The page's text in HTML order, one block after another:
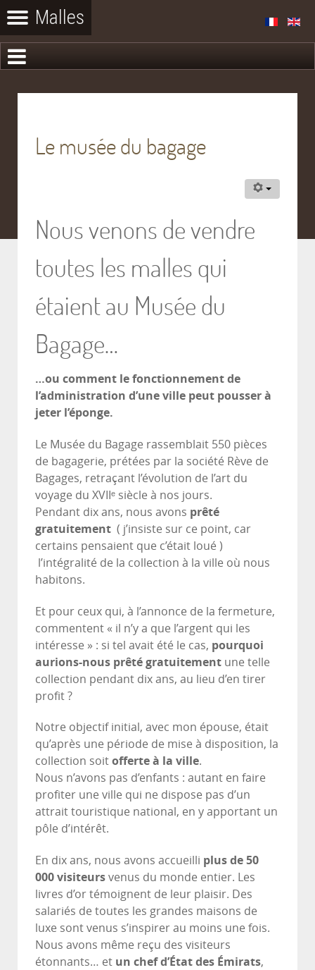
Le musée du bagage
Nous venons de vendre
toutes les malles qui
étaient au Musée du
Bagage…
…ou comment le fonctionnement de
l’administration d’une ville peut pousser à
jeter l’éponge.
Le Musée du Bagage rassemblait 550 pièces
de bagagerie, prétées par la société Rève de
Bagages, retraçant l’évolution de l’art du
voyage du XVIIᵉ siècle à nos jours.
Pendant dix ans, nous avons prêté
gratuitement ( j’insiste sur ce point, car
certains pensaient que c’était loué )
l’intégralité de la collection à la ville où nous
habitons.
Et pour ceux qui, à l’annonce de la fermeture,
commentent « il n’y a que l’argent qui les
intéresse » : si tel avait été le cas, pourquoi
aurions-nous prêté gratuitement une telle
collection pendant dix ans, au lieu d’en tirer
profit ?
Notre objectif initial, avec mon épouse, était
qu’après une période de mise à disposition, la
collection soit offerte à la ville.
Nous n’avons pas d’enfants : autant en faire
profiter une ville qui ne dispose pas d’un
attrait touristique national, en y apportant un
pôle d’intérêt.
En dix ans, nous avons accueilli plus de 50
000 visiteurs venus du monde entier. Les
livres d’or témoignent de leur plaisir. Des
salariés de toutes les grandes maisons de
luxe sont venus s’inspirer au moins une fois.
Nous avons même reçu des visiteurs
étonnants… et un chef d’État des Émirats,